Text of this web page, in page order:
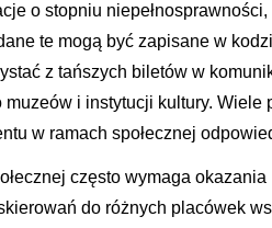
o stopniu
te mogą być zapisane w
z tańszych biletów w
i instytucji kultury.
w ramach społecznej
często wymaga
do różnych placówek